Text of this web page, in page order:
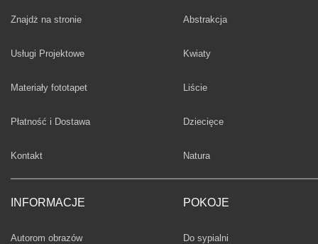
Znajdż na stronie
Usługi Projektowe
Materiały fototapet
Płatność i Dostawa
Kontakt
INFORMACJE
Autorom obrazów
Fototapety
Abstrakcja
Fototapety
Kwiaty
Fototapety
Liście
Fototapety
Dziecięce
Fototapety
Natura
POKOJE
Fototapety
Do sypialni